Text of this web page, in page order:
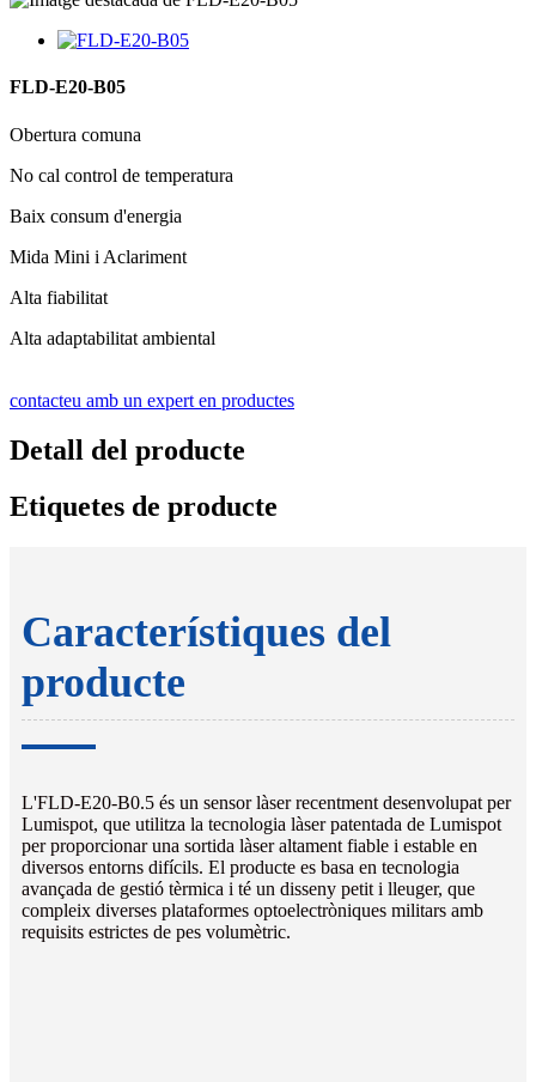
FLD-E20-B05
Obertura comuna
No cal control de temperatura
Baix consum d'energia
Mida Mini i Aclariment
Alta fiabilitat
Alta adaptabilitat ambiental
contacteu amb un expert en productes
Detall del producte
Etiquetes de producte
Característiques del
producte
L'FLD-E20-B0.5 és un sensor làser recentment desenvolupat per
Lumispot, que utilitza la tecnologia làser patentada de Lumispot
per proporcionar una sortida làser altament fiable i estable en
diversos entorns difícils. El producte es basa en tecnologia
avançada de gestió tèrmica i té un disseny petit i lleuger, que
compleix diverses plataformes optoelectròniques militars amb
requisits estrictes de pes volumètric.